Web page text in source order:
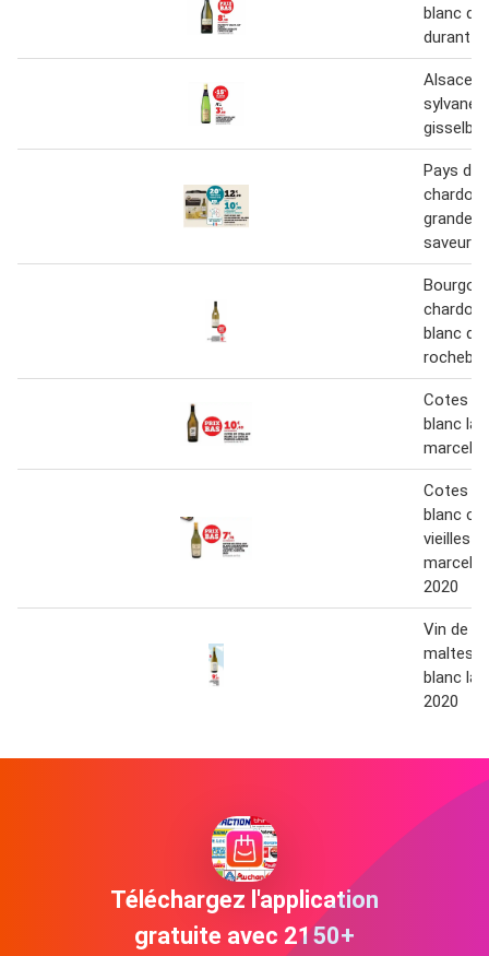
blanc
durant
Alsace
sylvaner
Pays
grande
saveurs
blanc
rochebin
Cotes
blanc la
marcel
Cotes
blanc
vieilles
marcel
2020
Vin de
maltese
blanc la
2020
Téléchargez l'application
gratuite avec 2150+